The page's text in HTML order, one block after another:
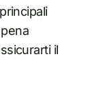
il